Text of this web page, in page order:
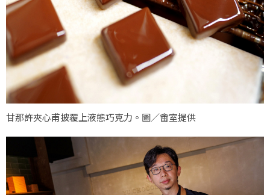
甘那許夾心甫披覆上液態巧克力。圖／畬室提供